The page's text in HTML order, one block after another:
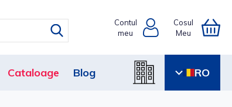
Contul
meu
RO
Cosul
Meu
Cataloage Blog